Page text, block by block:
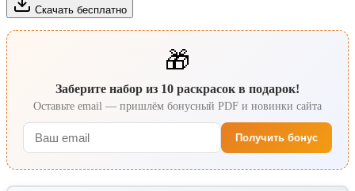
Скачать бесплатно
🎁
Заберите набор из 10 раскрасок в подарок!
Оставьте email — пришлём бонусный PDF и новинки сайта
Получить бонус